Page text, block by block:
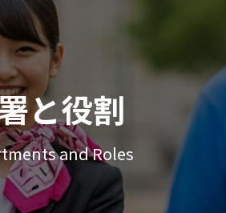
と役割
and Roles